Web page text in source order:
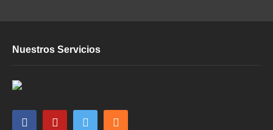
Nuestros Servicios